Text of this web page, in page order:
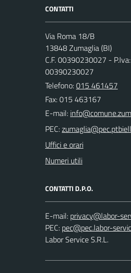
CONTATTI
Via Roma 18/B
13848 Zumaglia (BI)
C.F. 00390230027 - P.Iva:
00390230027
Telefono:015 461457
Fax: 015 463167
E-mail:
PEC:
Uffici e orari
Numeri utili
CONTATTI D.P.O.
E-mail:
PEC:
Labor Service S.R.L.